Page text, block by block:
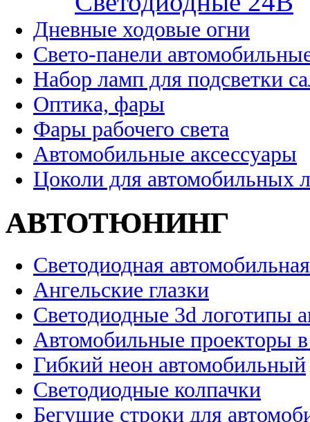
Дневные ходовые огни
Свето-панели
Набор ламп для подсветки
Оптика, фары
Фары рабочего света
Автомобильные аксессуары
Цоколи для автомобильных
АВТОТЮНИНГ
Светодиодная
Ангельские глазки
Светодиодные 3d логотипы
Автомобильные проекторы
Гибкий неон автомобильный
Светодиодные колпачки
Бегущие строки для